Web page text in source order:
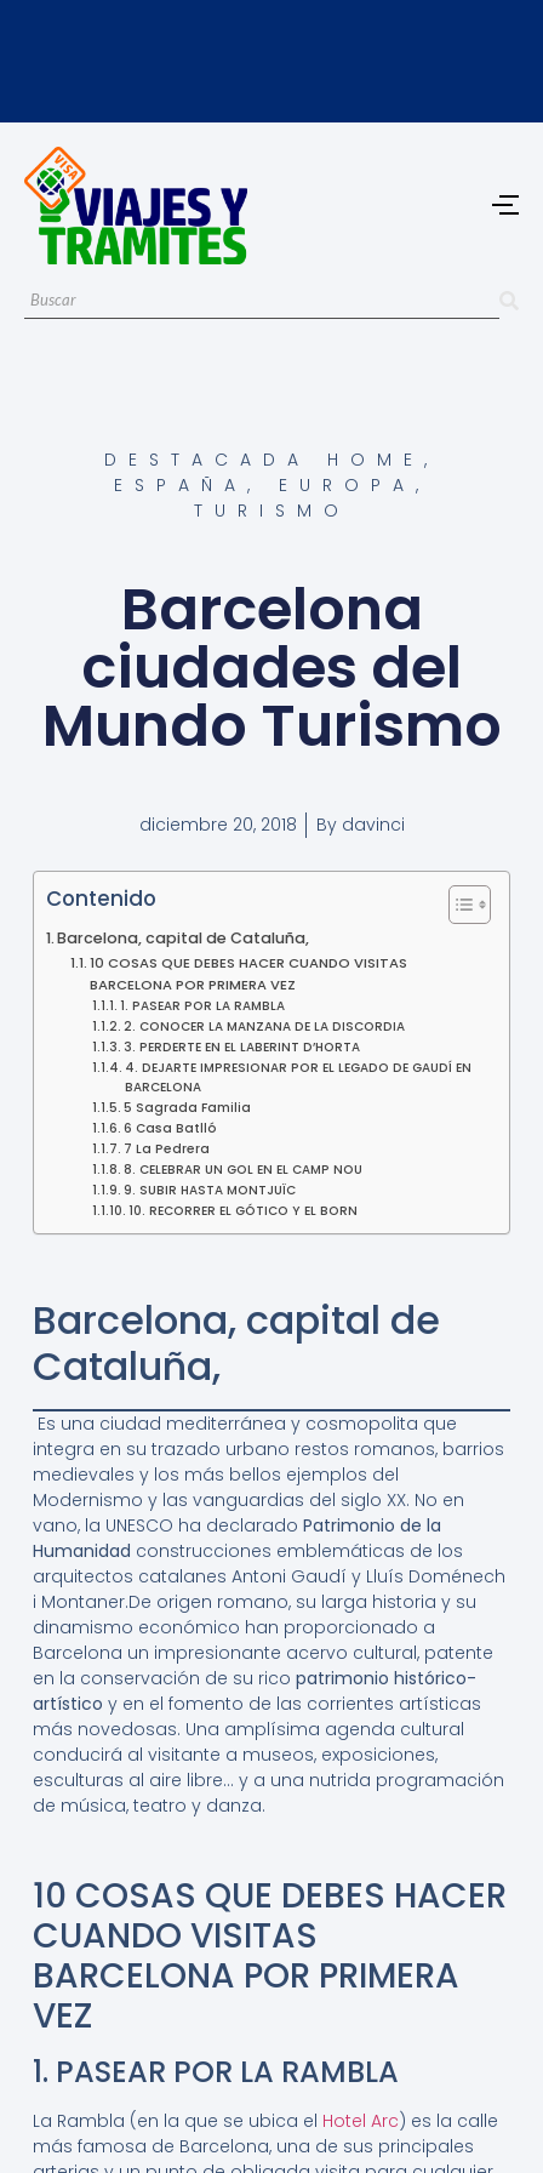
DESTACADA HOME ,
ESPAÑA , EUROPA ,
TURISMO
Barcelona
ciudades del
Mundo Turismo
diciembre 20, 2018 Bydavinci
Contenido
Barcelona, capital de Cataluña,
10 COSAS QUE DEBES HACER CUANDO VISITAS
BARCELONA POR PRIMERA VEZ
1. PASEAR POR LA RAMBLA
2. CONOCER LA MANZANA DE LA DISCORDIA
3. PERDERTE EN EL LABERINT D’HORTA
4. DEJARTE IMPRESIONAR POR EL LEGADO DE GAUDÍ EN
BARCELONA
5 Sagrada Familia
6 Casa Batlló
7 La Pedrera
8. CELEBRAR UN GOL EN EL CAMP NOU
9. SUBIR HASTA MONTJUÏC
10. RECORRER EL GÓTICO Y EL BORN
Barcelona, capital de
Cataluña,
Es una ciudad mediterránea y cosmopolita que
integra en su trazado urbano restos romanos, barrios
medievales y los más bellos ejemplos del
Modernismo y las vanguardias del siglo XX. No en
vano, la UNESCO ha declarado Patrimonio de la
Humanidad construcciones emblemáticas de los
arquitectos catalanes Antoni Gaudí y Lluís Doménech
i Montaner.De origen romano, su larga historia y su
dinamismo económico han proporcionado a
Barcelona un impresionante acervo cultural, patente
en la conservación de su rico patrimonio histórico-
artístico y en el fomento de las corrientes artísticas
más novedosas. Una amplísima agenda cultural
conducirá al visitante a museos, exposiciones,
esculturas al aire libre… y a una nutrida programación
de música, teatro y danza.
10 COSAS QUE DEBES HACER
CUANDO VISITAS
BARCELONA POR PRIMERA
VEZ
1. PASEAR POR LA RAMBLA
La Rambla (en la que se ubica el Hotel Arc) es la calle
más famosa de Barcelona, una de sus principales